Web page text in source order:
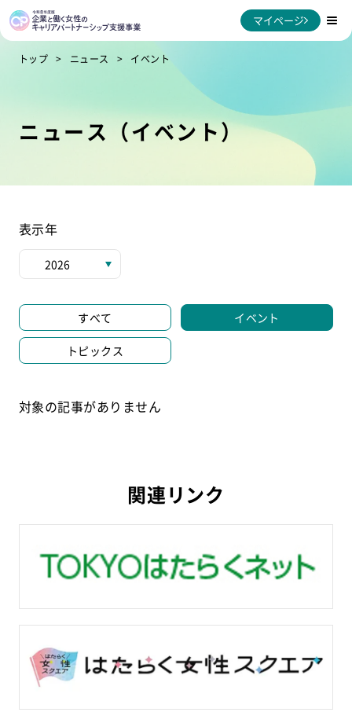
マイページ
トップ ニュース イベント
ニュース（イベント）
表示年
すべて イベント
トピックス
対象の記事がありません
関連リンク